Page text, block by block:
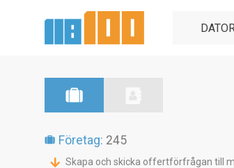
Företag: 245
Skapa och skicka offertförfrågan till